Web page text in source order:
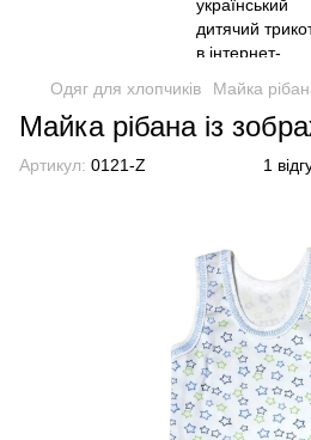
Одяг для хлопчиків Майка
Майка рібана із
Артикул: 0121-Z 1